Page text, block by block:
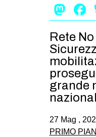
Rete
grande
27 Mag ,
PRIMO